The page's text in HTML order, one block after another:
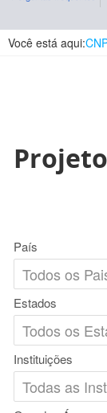
Você está aqui:
País
Estados
Instituições